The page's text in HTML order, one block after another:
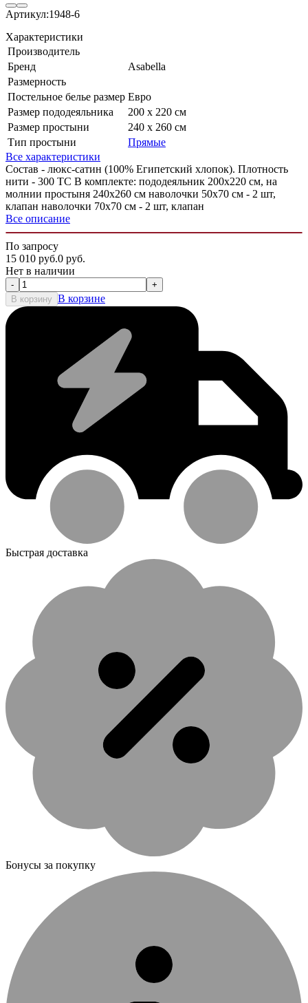
Артикул:1948-6
Характеристики
Производитель
Бренд
Asabella
Размерность
Постельное белье размер Евро
Размер пододеяльника
200 х 220 см
Размер простыни
240 х 260 см
Тип простыни
Прямые
Все характеристики
Состав - люкс-сатин (100% Египетский хлопок). Плотность
нити - 300 ТС В комплекте: пододеяльник 200х220 см, на
молнии простыня 240х260 см наволочки 50х70 см - 2 шт,
клапан наволочки 70х70 см - 2 шт, клапан
Все описание
По запросу
15 010 руб.0 руб.
Нет в наличии
-
+
В корзину В корзине
Быстрая доставка
Бонусы за покупку